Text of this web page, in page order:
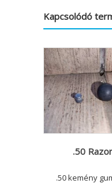
Kapcsolódó
.50
.50 kemény